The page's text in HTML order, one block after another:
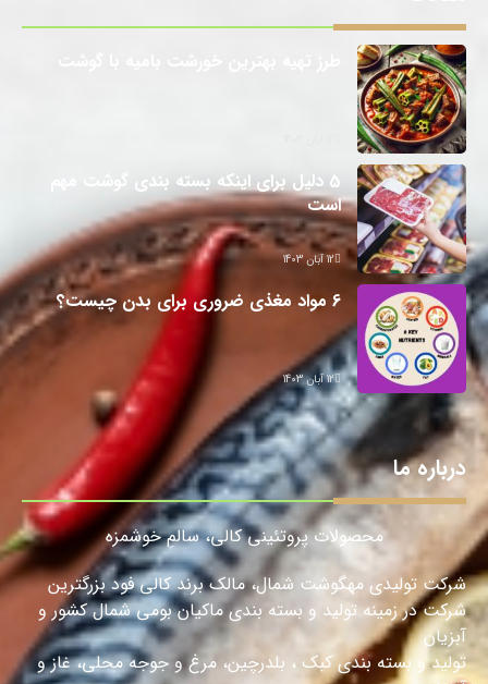
5 دلیل برای اینکه بسته بندی گوشت مهم
است
12 آبان 1403
6 مواد مغذی ضروری برای بدن چیست؟
12 آبان 1403
درباره ما
محصولات پروتئینی کالی، سالمِ خوشمزه
شرکت تولیدی مهگوشت شمال، مالک برند کالی فود بزرگترین
شرکت در زمینه تولید و بسته بندی ماکیان بومی شمال کشور و
آبزیان
تولید و بسته بندی کبک ، بلدرچین، مرغ و جوجه محلی، غاز و